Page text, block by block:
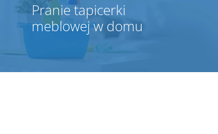
Pranie tapicerki
meblowej w domu